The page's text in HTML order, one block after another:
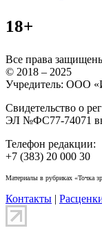
18+
Все права
© 2018 – 2025
Учредитель: ООО
Свидетельство о
ЭЛ №ФС77-74071
Телефон редакции:
+7 (383) 20 000 30
Материалы в рубриках «Точка
Контакты |